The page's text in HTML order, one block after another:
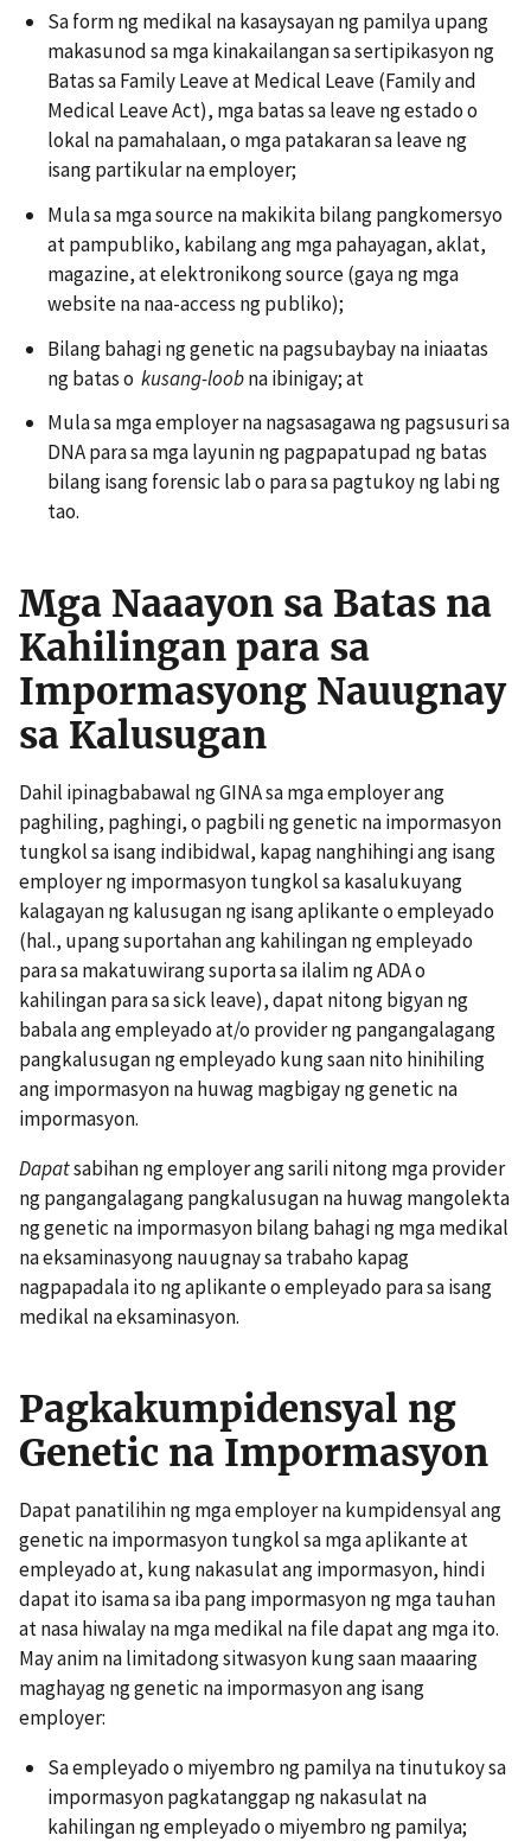
Sa form ng medikal na kasaysayan ng pamilya upang
makasunod sa mga kinakailangan sa sertipikasyon ng
Batas sa Family Leave at Medical Leave (Family and
Medical Leave Act), mga batas sa leave ng estado o
lokal na pamahalaan, o mga patakaran sa leave ng
isang partikular na employer;
Mula sa mga source na makikita bilang pangkomersyo
at pampubliko, kabilang ang mga pahayagan, aklat,
magazine, at elektronikong source (gaya ng mga
website na naa-access ng publiko);
Bilang bahagi ng genetic na pagsubaybay na iniaatas
ng batas o kusang-loobna ibinigay; at
Mula sa mga employer na nagsasagawa ng pagsusuri sa
DNA para sa mga layunin ng pagpapatupad ng batas
bilang isang forensic lab o para sa pagtukoy ng labi ng
tao.
Mga Naaayon sa Batas na
Kahilingan para sa
Impormasyong Nauugnay
sa Kalusugan
Dahil ipinagbabawal ng GINA sa mga employer ang
paghiling, paghingi, o pagbili ng genetic na impormasyon
tungkol sa isang indibidwal, kapag nanghihingi ang isang
employer ng impormasyon tungkol sa kasalukuyang
kalagayan ng kalusugan ng isang aplikante o empleyado
(hal., upang suportahan ang kahilingan ng empleyado
para sa makatuwirang suporta sa ilalim ng ADA o
kahilingan para sa sick leave), dapat nitong bigyan ng
babala ang empleyado at/o provider ng pangangalagang
pangkalusugan ng empleyado kung saan nito hinihiling
ang impormasyon na huwag magbigay ng genetic na
impormasyon.
Dapatsabihan ng employer ang sarili nitong mga provider
ng pangangalagang pangkalusugan na huwag mangolekta
ng genetic na impormasyon bilang bahagi ng mga medikal
na eksaminasyong nauugnay sa trabaho kapag
nagpapadala ito ng aplikante o empleyado para sa isang
medikal na eksaminasyon.
Pagkakumpidensyal ng
Genetic na Impormasyon
Dapat panatilihin ng mga employer na kumpidensyal ang
genetic na impormasyon tungkol sa mga aplikante at
empleyado at, kung nakasulat ang impormasyon, hindi
dapat ito isama sa iba pang impormasyon ng mga tauhan
at nasa hiwalay na mga medikal na file dapat ang mga ito.
May anim na limitadong sitwasyon kung saan maaaring
maghayag ng genetic na impormasyon ang isang
employer:
Sa empleyado o miyembro ng pamilya na tinutukoy sa
impormasyon pagkatanggap ng nakasulat na
kahilingan ng empleyado o miyembro ng pamilya;